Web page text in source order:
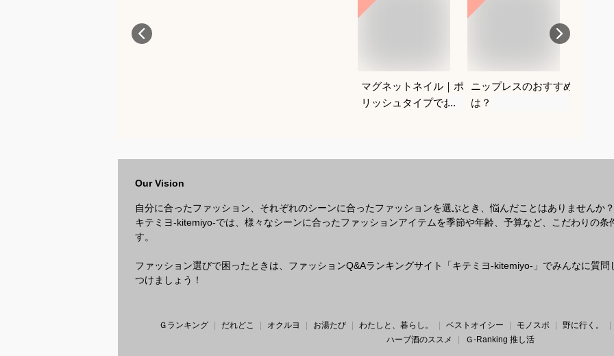
マグネットネイル｜ポ
リッシュタイプでおす
ニップレスのおすすめ
は？
Our Vision
自分に合ったファッション、それぞれのシーンに合ったファッションを選ぶとき、悩んだことはありませんか？
キテミヨ-kitemiyo-では、様々なシーンに合ったファッションアイテムを季節や年齢、予算など、こだわりの条
す。
ファッション選びで困ったときは、ファッションQ&Aランキングサイト「キテミヨ-kitemiyo-」でみんなに質
つけましょう！
Ｇランキング だれどこ オクルヨ お湯たび わたしと、暮らし。 ベストオイシー モノスポ 野に行く。
ハーブ酒のススメ
Ｇ-Ranking 推し活